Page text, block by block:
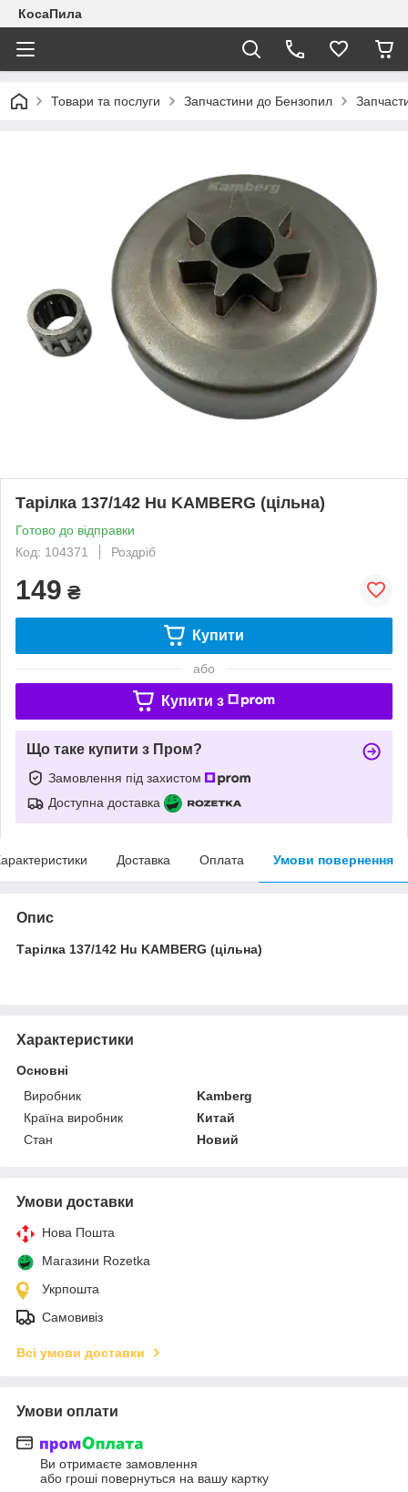
КосаПила
Товари та послуги Запчастини до Бензопил
Тарілка 137/142 Hu KAMBERG (цільна)
Готово до відправки
Код: 104371
Роздріб
149 ₴
Купити
або
Купити з
Що таке купити з Пром?
Замовлення під захистом
Доступна доставка
Доставка Оплата Умови повернення
Опис
Тарілка 137/142 Hu KAMBERG (цільна)
Характеристики
Основні
Виробник
Kamberg
Країна виробник
Китай
Стан
Новий
Умови доставки
Нова Пошта
Магазини Rozetka
Укрпошта
Самовивіз
Всі умови доставки
Умови оплати
Ви отримаєте замовлення
або гроші повернуться на вашу картку